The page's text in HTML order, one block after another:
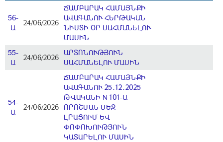
56-
Ա
24/06/2026
ՃԱՄԲԱՐԱԿ ՀԱՄԱՅՆՔԻ
ԱՎԱԳԱՆՈՒ ՀԵՐԹԱԿԱՆ
ՆԻՍՏԻ ՕՐ ՍԱՀՄԱՆԵԼՈՒ
ՄԱՍԻՆ
55-
Ա
24/06/2026
ԱՐՏՈՆՈՒԹՅՈՒՆ
ՍԱՀՄԱՆԵԼՈՒ ՄԱՍԻՆ
54-
Ա
24/06/2026
ՃԱՄԲԱՐԱԿ ՀԱՄԱՅՆՔԻ
ԱՎԱԳԱՆՈՒ 25․12․2025
ԹՎԱԿԱՆԻ N 101-Ա
ՈՐՈՇՄԱՆ ՄԵՋ
ԼՐԱՑՈՒՄ ԵՎ
ՓՈՓՈԽՈՒԹՅՈՒՆ
ԿԱՏԱՐԵԼՈՒ ՄԱՍԻՆ